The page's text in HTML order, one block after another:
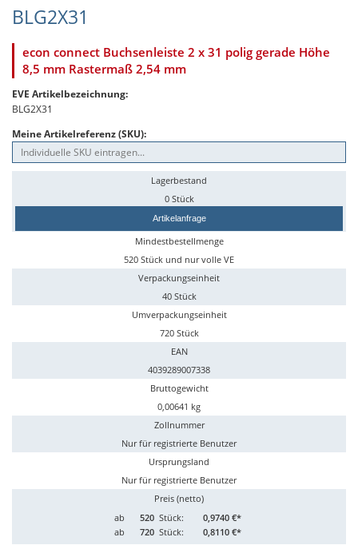
BLG2X31
econ connect Buchsenleiste 2 x 31 polig gerade Höhe
8,5 mm Rastermaß 2,54 mm
EVE Artikelbezeichnung:
BLG2X31
Meine Artikelreferenz (SKU):
Lagerbestand
0 Stück
Artikelanfrage
Mindestbestellmenge
520 Stück und nur volle VE
Verpackungseinheit
40 Stück
Umverpackungseinheit
720 Stück
EAN
4039289007338
Bruttogewicht
0,00641 kg
Zollnummer
Nur für registrierte Benutzer
Ursprungsland
Nur für registrierte Benutzer
Preis (netto)
ab
520 Stück:
0,9740 €*
ab
720 Stück: 0,8110 €*